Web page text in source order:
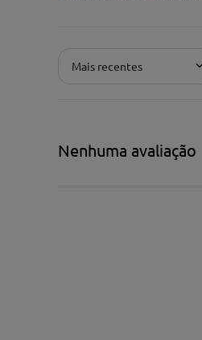
Pontuação*
Mais recentes
Nenhuma avaliação